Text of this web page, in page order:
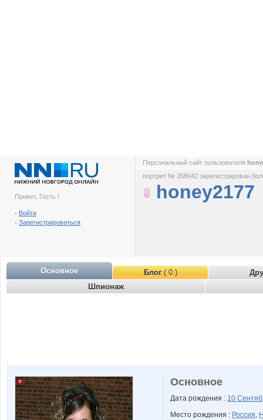
Привет, Гость !
- Войти
- Зарегистрироваться
Персональный сайт пользователя
портрет № 358042 зарегистрирован
honey2177
Основное Блог( 0 )
Шпионаж
Основное
Дата рождения : 10
Место рождения : Россия,